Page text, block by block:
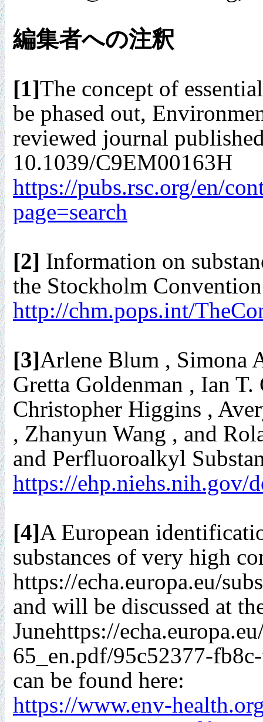
編集者への注釈
[1]The concept of
be phased out,
reviewed journal
10.1039/C9EM00163H
https://pubs.rsc.org/en/
page=search
[2] Information on
the Stockholm
http://chm.pops.int/
[3]Arlene Blum , Simona
Gretta Goldenman , Ian
Christopher Higgins ,
, Zhanyun Wang , and
and Perfluoroalkyl
https://ehp.niehs.nih.gov/
[4]A European
substances of very high
https://echa.europa.eu/
and will be discussed at
Junehttps://
65_en.pdf/95c52377-
can be found here:
https://www.env-